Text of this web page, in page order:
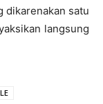
dikarenakan satu
langsung